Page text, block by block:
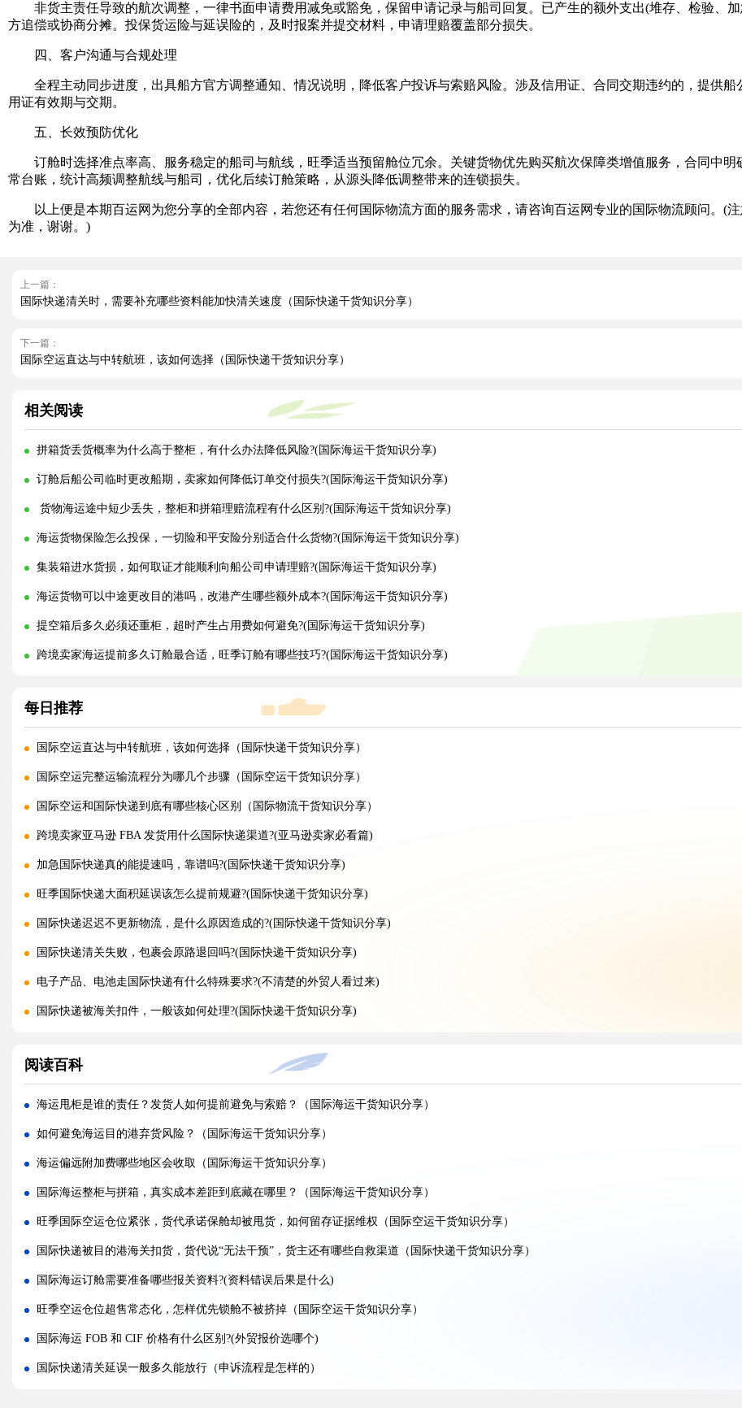
非货主责任导致的航次调整，一律书面申请费用减免或豁免，保留申请记录与船司回复。已产生的额外支出(堆存、检验、
方追偿或协商分摊。投保货运险与延误险的，及时报案并提交材料，申请理赔覆盖部分损失。
四、客户沟通与合规处理
全程主动同步进度，出具船方官方调整通知、情况说明，降低客户投诉与索赔风险。涉及信用证、合同交期违约的，提供船
用证有效期与交期。
五、长效预防优化
订舱时选择准点率高、服务稳定的船司与航线，旺季适当预留舱位冗余。关键货物优先购买航次保障类增值服务，合同中明
常台账，统计高频调整航线与船司，优化后续订舱策略，从源头降低调整带来的连锁损失。
以上便是本期百运网为您分享的全部内容，若您还有任何国际物流方面的服务需求，请咨询百运网专业的国际物流顾问。(
为准，谢谢。)
上一篇：
国际快递清关时，需要补充哪些资料能加快清关速度（国际快递干货知识分享）
下一篇：
国际空运直达与中转航班，该如何选择（国际快递干货知识分享）
相关阅读
拼箱货丢货概率为什么高于整柜，有什么办法降低风险?(国际海运干货知识分享)
订舱后船公司临时更改船期，卖家如何降低订单交付损失?(国际海运干货知识分享)
货物海运途中短少丢失，整柜和拼箱理赔流程有什么区别?(国际海运干货知识分享)
海运货物保险怎么投保，一切险和平安险分别适合什么货物?(国际海运干货知识分享)
集装箱进水货损，如何取证才能顺利向船公司申请理赔?(国际海运干货知识分享)
海运货物可以中途更改目的港吗，改港产生哪些额外成本?(国际海运干货知识分享)
提空箱后多久必须还重柜，超时产生占用费如何避免?(国际海运干货知识分享)
跨境卖家海运提前多久订舱最合适，旺季订舱有哪些技巧?(国际海运干货知识分享)
每日推荐
国际空运直达与中转航班，该如何选择（国际快递干货知识分享）
国际空运完整运输流程分为哪几个步骤（国际空运干货知识分享）
国际空运和国际快递到底有哪些核心区别（国际物流干货知识分享）
跨境卖家亚马逊 FBA 发货用什么国际快递渠道?(亚马逊卖家必看篇)
加急国际快递真的能提速吗，靠谱吗?(国际快递干货知识分享)
旺季国际快递大面积延误该怎么提前规避?(国际快递干货知识分享)
国际快递迟迟不更新物流，是什么原因造成的?(国际快递干货知识分享)
国际快递清关失败，包裹会原路退回吗?(国际快递干货知识分享)
电子产品、电池走国际快递有什么特殊要求?(不清楚的外贸人看过来)
国际快递被海关扣件，一般该如何处理?(国际快递干货知识分享)
不同国家国际快递报价差距为什么这么大?(国际快递干货知识分享)
国际快递运费是怎么计算的，体积重怎么核算?(国际快递干货知识分享)
国际快递可以寄哪些国家，偏远地区能派送吗（国际快递干货知识分享）
什么是国际快递，和国际物流有什么区别（国际快递干货知识分享）
亚马逊 FBA 空运头程，选空派还是纯空运更合适?(国际空运干货知识分享)
实木包装走国际空运，一定要做熏蒸吗?(国际空运干货知识分享)
空运货物被扣，最快多久可以完成清关放行?(国际空运干货知识分享)
国际空运税费由谁承担，到门和到港费用差别在哪?(不清楚的外贸人看过来)
多家货代空运报价差异大，该如何辨别虚高报价?(国际空运干货知识分享)
阅读百科
海运甩柜是谁的责任？发货人如何提前避免与索赔？（国际海运干货知识分享）
如何避免海运目的港弃货风险？（国际海运干货知识分享）
海运偏远附加费哪些地区会收取（国际海运干货知识分享）
国际海运整柜与拼箱，真实成本差距到底藏在哪里？（国际海运干货知识分享）
旺季国际空运仓位紧张，货代承诺保舱却被甩货，如何留存证据维权（国际空运干货知识分享）
国际快递被目的港海关扣货，货代说“无法干预”，货主还有哪些自救渠道（国际快递干货知识分享）
国际海运订舱需要准备哪些报关资料?(资料错误后果是什么)
旺季空运仓位超售常态化，怎样优先锁舱不被挤掉（国际空运干货知识分享）
国际海运 FOB 和 CIF 价格有什么区别?(外贸报价选哪个)
国际快递清关延误一般多久能放行（申诉流程是怎样的）